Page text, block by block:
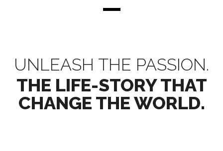
UNLEASH THE PASSION.
THE LIFE-STORY THAT
CHANGE THE WORLD.